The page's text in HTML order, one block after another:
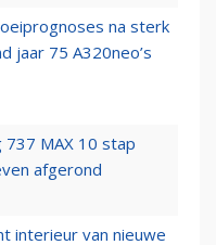
na sterk
jaar 75 A320neo’s
MAX 10 stap
afgerond
interieur van nieuwe